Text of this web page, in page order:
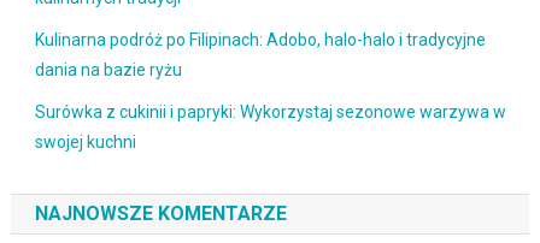
Kulinarna podróż po Filipinach: Adobo, halo-halo i tradycyjne
dania na bazie ryżu
Surówka z cukinii i papryki: Wykorzystaj sezonowe warzywa w
swojej kuchni
NAJNOWSZE KOMENTARZE